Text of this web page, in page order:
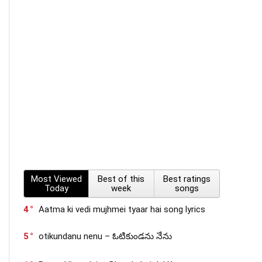
Most Viewed
Today
Best of this
week
Best ratings
songs
4
Aatma ki vedi mujhmei tyaar hai song lyrics
5 otikundanu nenu – ఓటికుండను నేను